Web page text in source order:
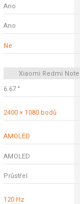
Ano
Ano
Ne
Xiaomi Redmi
6.67 "
2400 × 1080 bodů
AMOLED
AMOLED
Průstřel
120 Hz